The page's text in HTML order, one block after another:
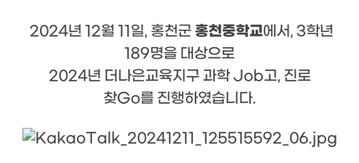
2024년 12월 11일, 홍천군 홍천중학교에서, 3학년
189명을 대상으로
2024년 더나은교육지구 과학 Job고, 진로
찾Go를 진행하였습니다.